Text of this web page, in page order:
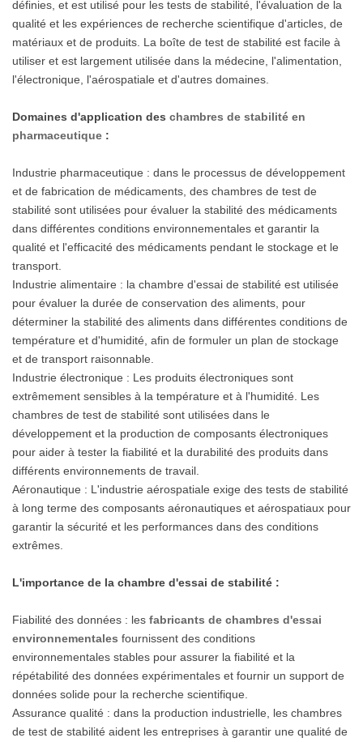
définies, et est utilisé pour les tests de stabilité, l'évaluation de la
qualité et les expériences de recherche scientifique d'articles, de
matériaux et de produits. La boîte de test de stabilité est facile à
utiliser et est largement utilisée dans la médecine, l'alimentation,
l'électronique, l'aérospatiale et d'autres domaines.
Domaines d'application des chambres de stabilité en
pharmaceutique :
Industrie pharmaceutique : dans le processus de développement
et de fabrication de médicaments, des chambres de test de
stabilité sont utilisées pour évaluer la stabilité des médicaments
dans différentes conditions environnementales et garantir la
qualité et l'efficacité des médicaments pendant le stockage et le
transport.
Industrie alimentaire : la chambre d'essai de stabilité est utilisée
pour évaluer la durée de conservation des aliments, pour
déterminer la stabilité des aliments dans différentes conditions de
température et d'humidité, afin de formuler un plan de stockage
et de transport raisonnable.
Industrie électronique : Les produits électroniques sont
extrêmement sensibles à la température et à l'humidité. Les
chambres de test de stabilité sont utilisées dans le
développement et la production de composants électroniques
pour aider à tester la fiabilité et la durabilité des produits dans
différents environnements de travail.
Aéronautique : L'industrie aérospatiale exige des tests de stabilité
à long terme des composants aéronautiques et aérospatiaux pour
garantir la sécurité et les performances dans des conditions
extrêmes.
L'importance de la chambre d'essai de stabilité :
Fiabilité des données : les fabricants de chambres d'essai
environnementales fournissent des conditions
environnementales stables pour assurer la fiabilité et la
répétabilité des données expérimentales et fournir un support de
données solide pour la recherche scientifique.
Assurance qualité : dans la production industrielle, les chambres
de test de stabilité aident les entreprises à garantir une qualité de